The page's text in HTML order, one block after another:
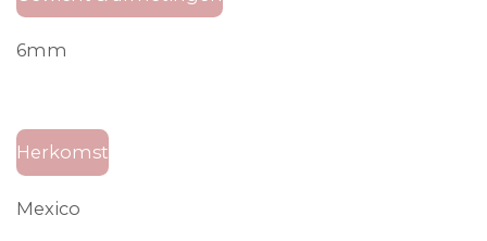
6mm
Herkomst
Mexico